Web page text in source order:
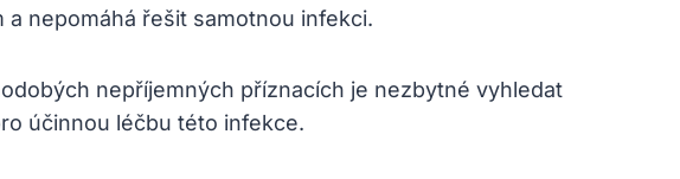
nepomáhá řešit samotnou infekci.
nepříjemných příznacích je nezbytné vyhledat
účinnou léčbu této infekce.